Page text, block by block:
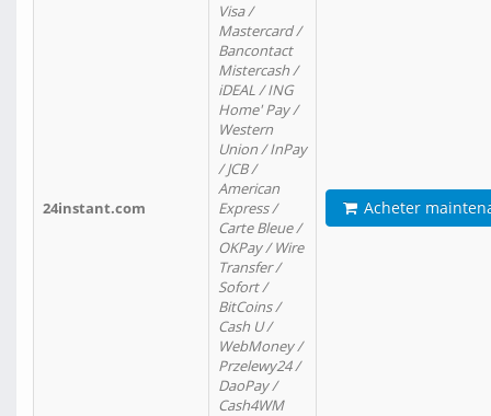
24instant.com
Visa /
Mastercard /
Bancontact
Mistercash /
iDEAL / ING
Home' Pay /
Western
Union / InPay
/ JCB /
American
Express /
Carte Bleue /
OKPay / Wire
Transfer /
Sofort /
BitCoins /
Cash U /
WebMoney /
Przelewy24 /
DaoPay /
Cash4WM
Acheter